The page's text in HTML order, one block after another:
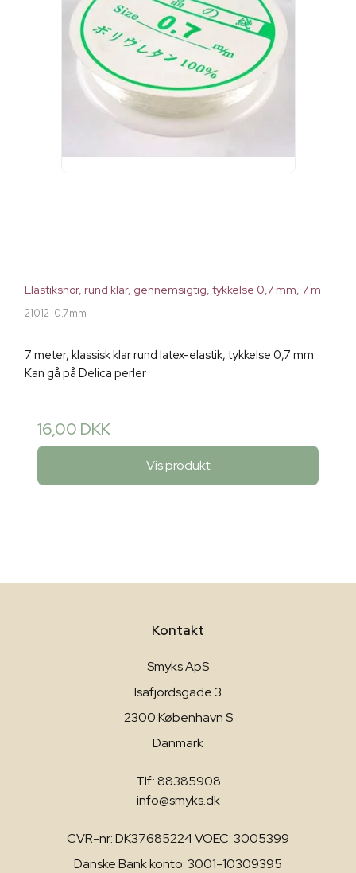
Elastiksnor, rund klar, gennemsigtig, tykkelse 0,7 mm, 7 m
21012-0.7mm
7 meter, klassisk klar rund latex-elastik, tykkelse 0,7 mm.
Kan gå på Delica perler
16,00 DKK
Vis produkt
Kontakt
Smyks ApS
Isafjordsgade 3
2300 København S
Danmark
Tlf.: 88385908
info@smyks.dk
CVR-nr: DK37685224 VOEC: 3005399
Danske Bank konto: 3001-10309395